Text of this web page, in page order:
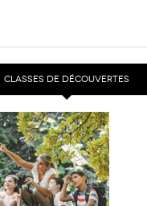
CLASSES DE DÉCOUVERTES